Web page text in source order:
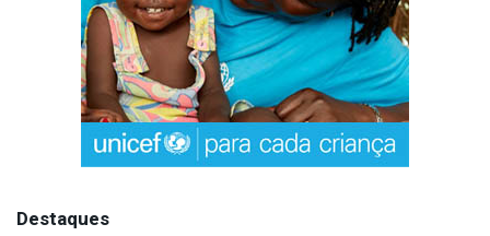
Destaques